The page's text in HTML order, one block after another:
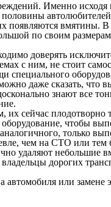
Именно
половины
вмятины.
по своим
доверять
с ним, не стоит
даже сказать, что
знают все
сейчас плодотворно
чтобы
только
чем на СТО или
удаляют небольшие
дорогих
или замене